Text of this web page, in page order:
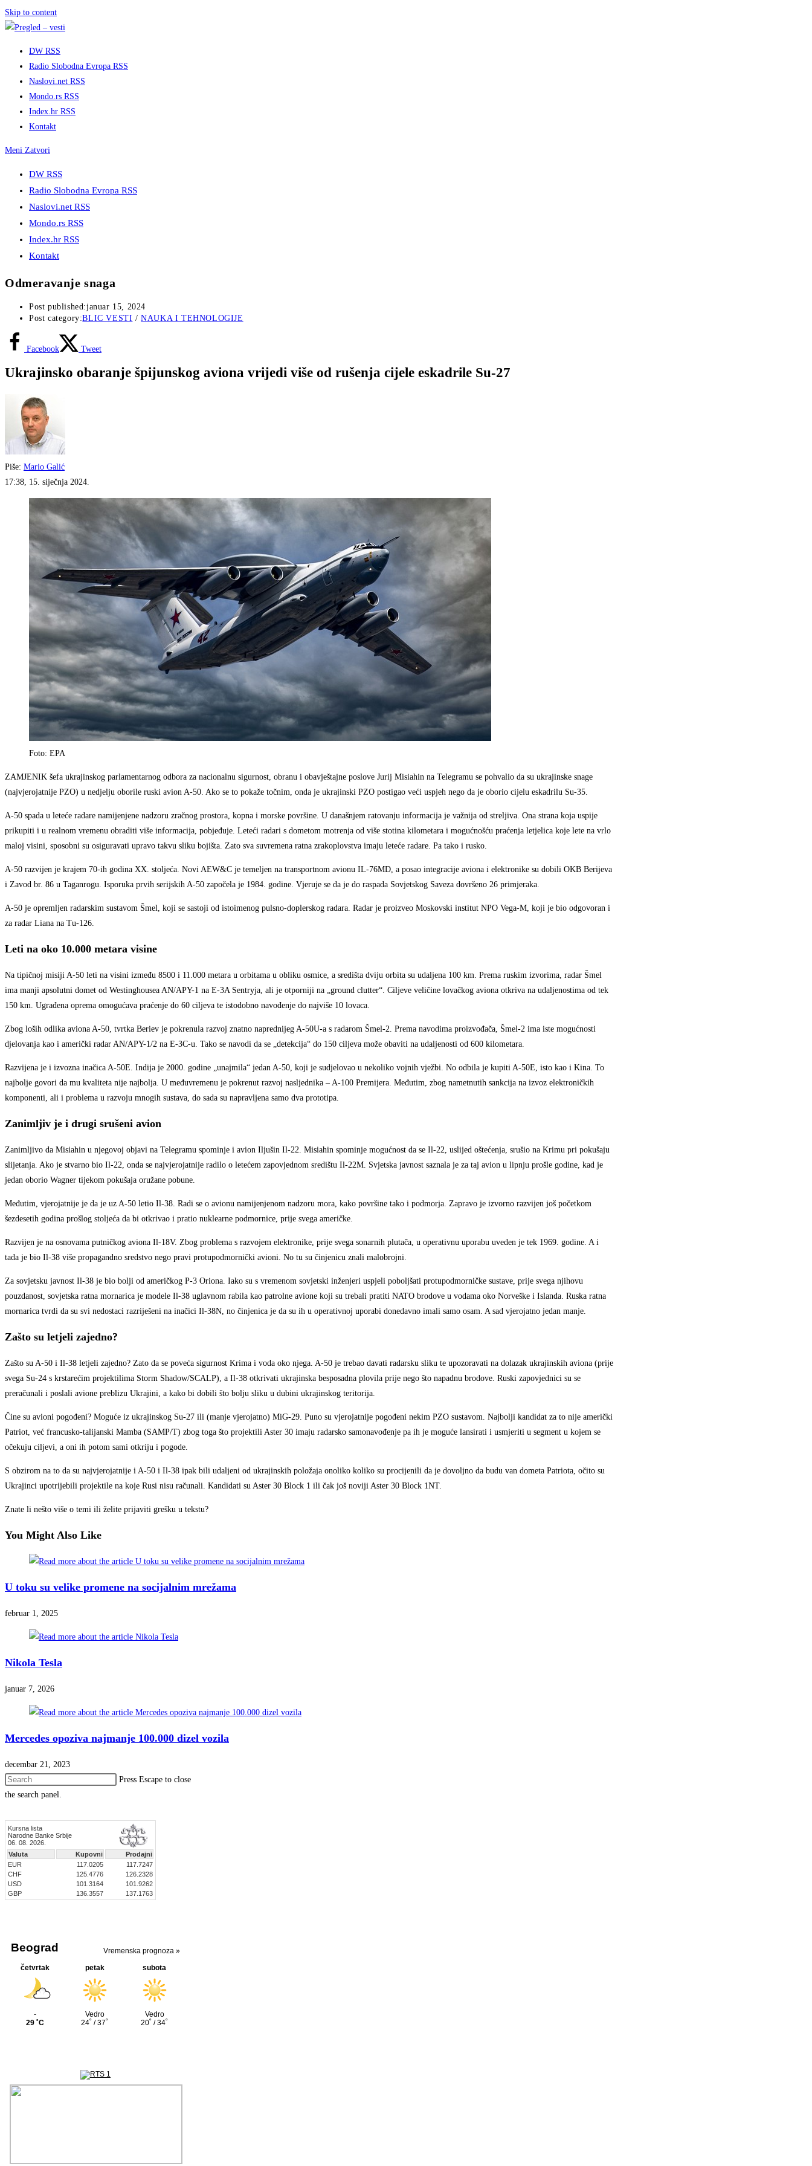
Skip to content
DW RSS
Radio Slobodna Evropa RSS
Naslovi.net RSS
Mondo.rs RSS
Index.hr RSS
Kontakt
Meni Zatvori
DW RSS
Radio Slobodna Evropa RSS
Naslovi.net RSS
Mondo.rs RSS
Index.hr RSS
Kontakt
Odmeravanje snaga
Post published:januar 15, 2024
Post category:BLIC VESTI / NAUKA I TEHNOLOGIJE
Facebook Tweet
Ukrajinsko obaranje špijunskog aviona vrijedi više od rušenja cijele eskadrile Su-27
Piše: Mario Galić
17:38, 15. siječnja 2024.
Foto: EPA
ZAMJENIK šefa ukrajinskog parlamentarnog odbora za nacionalnu sigurnost, obranu i obavještajne poslove Jurij Misiahin na Telegramu se pohvalio da su ukrajinske snage
(najvjerojatnije PZO) u nedjelju oborile ruski avion A-50. Ako se to pokaže točnim, onda je ukrajinski PZO postigao veći uspjeh nego da je oborio cijelu eskadrilu Su-35.
A-50 spada u leteće radare namijenjene nadzoru zračnog prostora, kopna i morske površine. U današnjem ratovanju informacija je važnija od streljiva. Ona strana koja uspije
prikupiti i u realnom vremenu obraditi više informacija, pobjeđuje. Leteći radari s dometom motrenja od više stotina kilometara i mogućnošću praćenja letjelica koje lete na vrlo
maloj visini, sposobni su osiguravati upravo takvu sliku bojišta. Zato sva suvremena ratna zrakoplovstva imaju leteće radare. Pa tako i rusko.
A-50 razvijen je krajem 70-ih godina XX. stoljeća. Novi AEW&C je temeljen na transportnom avionu IL-76MD, a posao integracije aviona i elektronike su dobili OKB Berijeva
i Zavod br. 86 u Taganrogu. Isporuka prvih serijskih A-50 započela je 1984. godine. Vjeruje se da je do raspada Sovjetskog Saveza dovršeno 26 primjeraka.
A-50 je opremljen radarskim sustavom Šmel, koji se sastoji od istoimenog pulsno-doplerskog radara. Radar je proizveo Moskovski institut NPO Vega-M, koji je bio odgovoran i
za radar Liana na Tu-126.
Leti na oko 10.000 metara visine
Na tipičnoj misiji A-50 leti na visini između 8500 i 11.000 metara u orbitama u obliku osmice, a središta dviju orbita su udaljena 100 km. Prema ruskim izvorima, radar Šmel
ima manji apsolutni domet od Westinghousea AN/APY-1 na E-3A Sentryja, ali je otporniji na „ground clutter“. Ciljeve veličine lovačkog aviona otkriva na udaljenostima od tek
150 km. Ugrađena oprema omogućava praćenje do 60 ciljeva te istodobno navođenje do najviše 10 lovaca.
Zbog loših odlika aviona A-50, tvrtka Beriev je pokrenula razvoj znatno naprednijeg A-50U-a s radarom Šmel-2. Prema navodima proizvođača, Šmel-2 ima iste mogućnosti
djelovanja kao i američki radar AN/APY-1/2 na E-3C-u. Tako se navodi da se „detekcija“ do 150 ciljeva može obaviti na udaljenosti od 600 kilometara.
Razvijena je i izvozna inačica A-50E. Indija je 2000. godine „unajmila“ jedan A-50, koji je sudjelovao u nekoliko vojnih vježbi. No odbila je kupiti A-50E, isto kao i Kina. To
najbolje govori da mu kvaliteta nije najbolja. U međuvremenu je pokrenut razvoj nasljednika – A-100 Premijera. Međutim, zbog nametnutih sankcija na izvoz elektroničkih
komponenti, ali i problema u razvoju mnogih sustava, do sada su napravljena samo dva prototipa.
Zanimljiv je i drugi srušeni avion
Zanimljivo da Misiahin u njegovoj objavi na Telegramu spominje i avion Iljušin Il-22. Misiahin spominje mogućnost da se Il-22, uslijed oštećenja, srušio na Krimu pri pokušaju
slijetanja. Ako je stvarno bio Il-22, onda se najvjerojatnije radilo o letećem zapovjednom središtu Il-22M. Svjetska javnost saznala je za taj avion u lipnju prošle godine, kad je
jedan oborio Wagner tijekom pokušaja oružane pobune.
Međutim, vjerojatnije je da je uz A-50 letio Il-38. Radi se o avionu namijenjenom nadzoru mora, kako površine tako i podmorja. Zapravo je izvorno razvijen još početkom
šezdesetih godina prošlog stoljeća da bi otkrivao i pratio nuklearne podmornice, prije svega američke.
Razvijen je na osnovama putničkog aviona Il-18V. Zbog problema s razvojem elektronike, prije svega sonarnih plutača, u operativnu uporabu uveden je tek 1969. godine. A i
tada je bio Il-38 više propagandno sredstvo nego pravi protupodmornički avioni. No tu su činjenicu znali malobrojni.
Za sovjetsku javnost Il-38 je bio bolji od američkog P-3 Oriona. Iako su s vremenom sovjetski inženjeri uspjeli poboljšati protupodmorničke sustave, prije svega njihovu
pouzdanost, sovjetska ratna mornarica je modele Il-38 uglavnom rabila kao patrolne avione koji su trebali pratiti NATO brodove u vodama oko Norveške i Islanda. Ruska ratna
mornarica tvrdi da su svi nedostaci razriješeni na inačici Il-38N, no činjenica je da su ih u operativnoj uporabi donedavno imali samo osam. A sad vjerojatno jedan manje.
Zašto su letjeli zajedno?
Zašto su A-50 i Il-38 letjeli zajedno? Zato da se poveća sigurnost Krima i voda oko njega. A-50 je trebao davati radarsku sliku te upozoravati na dolazak ukrajinskih aviona (prije
svega Su-24 s krstarećim projektilima Storm Shadow/SCALP), a Il-38 otkrivati ukrajinska besposadna plovila prije nego što napadnu brodove. Ruski zapovjednici su se
preračunali i poslali avione preblizu Ukrajini, a kako bi dobili što bolju sliku u dubini ukrajinskog teritorija.
Čine su avioni pogođeni? Moguće iz ukrajinskog Su-27 ili (manje vjerojatno) MiG-29. Puno su vjerojatnije pogođeni nekim PZO sustavom. Najbolji kandidat za to nije američki
Patriot, već francusko-talijanski Mamba (SAMP/T) zbog toga što projektili Aster 30 imaju radarsko samonavođenje pa ih je moguće lansirati i usmjeriti u segment u kojem se
očekuju ciljevi, a oni ih potom sami otkriju i pogode.
S obzirom na to da su najvjerojatnije i A-50 i Il-38 ipak bili udaljeni od ukrajinskih položaja onoliko koliko su procijenili da je dovoljno da budu van dometa Patriota, očito su
Ukrajinci upotrijebili projektile na koje Rusi nisu računali. Kandidati su Aster 30 Block 1 ili čak još noviji Aster 30 Block 1NT.
Znate li nešto više o temi ili želite prijaviti grešku u tekstu?
You Might Also Like
U toku su velike promene na socijalnim mrežama
februar 1, 2025
Nikola Tesla
januar 7, 2026
Mercedes opoziva najmanje 100.000 dizel vozila
decembar 21, 2023
Press Escape to close
the search panel.